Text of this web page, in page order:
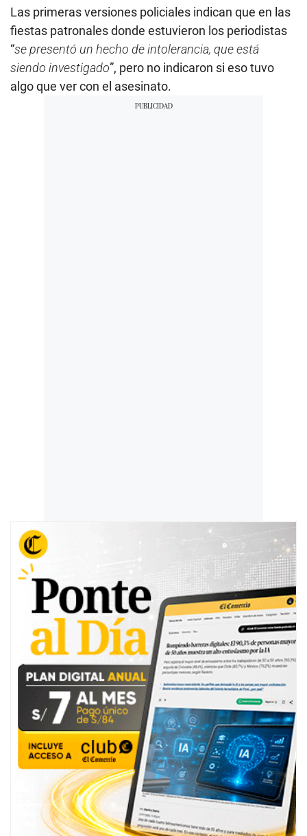
Las primeras versiones policiales indican que en las
fiestas patronales donde estuvieron los periodistas
“se presentó un hecho de intolerancia, que está
siendo investigado”, pero no indicaron si eso tuvo
algo que ver con el asesinato.